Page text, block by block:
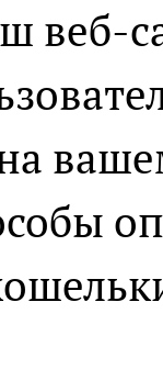
веб-